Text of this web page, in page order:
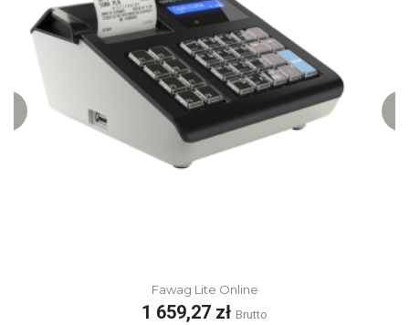
Fawag Lite Online
Cena
1 659,27 zł Brutto